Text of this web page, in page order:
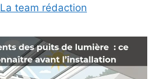
La team rédaction